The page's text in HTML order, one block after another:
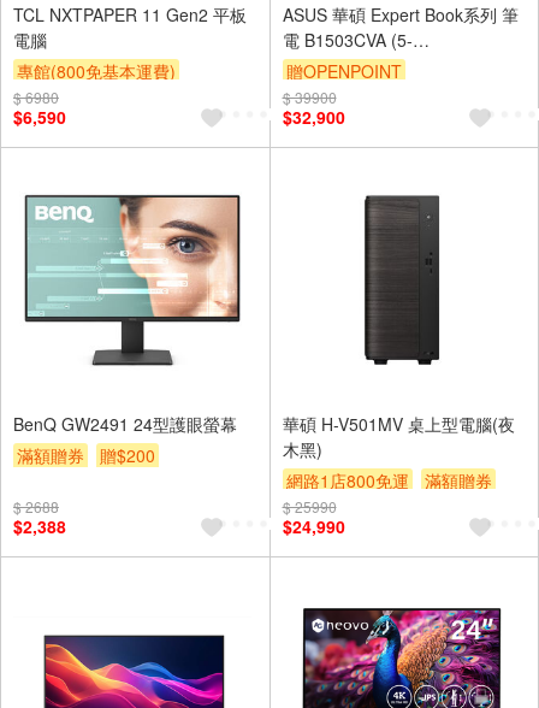
TCL NXTPAPER 11 Gen2 平板
電腦
專館(800免基本運費)
滿額贈券
$ 6980
$6,590
ASUS 華碩 Expert Book系列 筆
電 B1503CVA (5-
120U/16G/512G/Win11Pro/3Y)
商用筆電/含鼠包
贈OPENPOINT
$ 39900
$32,900
BenQ GW2491 24型護眼螢幕
滿額贈券
贈$200
$ 2688
$2,388
華碩 H-V501MV 桌上型電腦(夜
木黑)
網路1店800免運
滿額贈券
贈$200
$ 25990
$24,990